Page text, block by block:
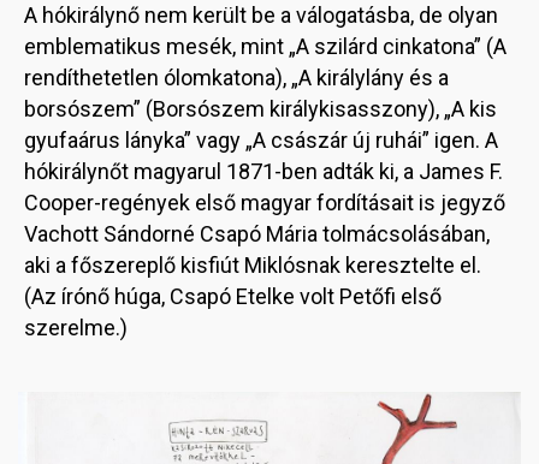
A hókirálynő nem került be a válogatásba, de olyan
emblematikus mesék, mint „A szilárd cinkatona” (A
rendíthetetlen ólomkatona), „A királylány és a
borsószem” (Borsószem királykisasszony), „A kis
gyufaárus lányka” vagy „A császár új ruhái” igen. A
hókirálynőt magyarul 1871-ben adták ki, a James F.
Cooper-regények első magyar fordításait is jegyző
Vachott Sándorné Csapó Mária tolmácsolásában,
aki a főszereplő kisfiút Miklósnak keresztelte el.
(Az írónő húga, Csapó Etelke volt Petőfi első
szerelme.)